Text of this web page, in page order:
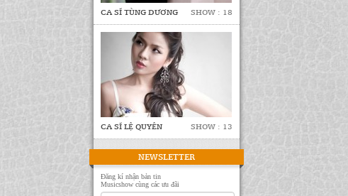
CA SĨ TÙNG DƯƠNG SHOW : 18
CA SĨ LỆ QUYÊN SHOW : 13
NEWSLETTER
Đăng kí nhận bản tin
Musicshow cùng các ưu đãi